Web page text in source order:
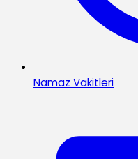
Namaz Vakitleri